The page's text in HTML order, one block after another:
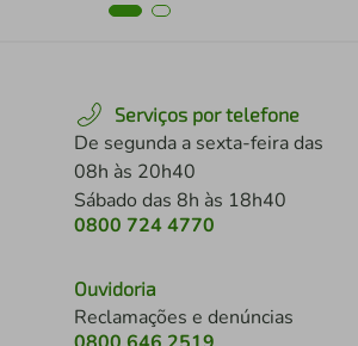
Serviços por telefone
De segunda a sexta-feira das
08h às 20h40
Sábado das 8h às 18h40
0800 724 4770
Ouvidoria
Reclamações e denúncias